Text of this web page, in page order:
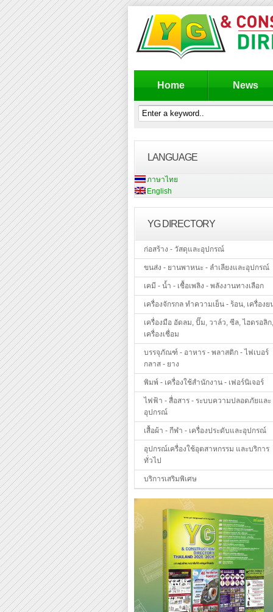
Home News
LANGUAGE
ภาษาไทย
English
YG DIRECTORY
ก่อสร้าง - วัสดุและอุปกรณ์
ขนส่ง - ยานพาหนะ - ลำเลียงและอุปกรณ์
เคมี - น้ำ - เชื้อเพลิง - พลังงานทางเลือก
เครื่องจักรกล ทำความเย็น - ร้อน, เครื่องย
เครื่องมือ อัดลม, ปั๊ม, วาล์ว, ซีล, ไฮดรอลิก,
เครื่องเชื่อม
บรรจุภัณฑ์ - อาหาร - พลาสติก - ไฟเบอร์
กลาส - ยาง
พิมพ์ - เครื่องใช้สำนักงาน - เฟอร์นิเจอร์
ไฟฟ้า - สื่อสาร - ระบบความปลอดภัยและ
อุปกรณ์
เสื้อผ้า - กีฬา - เครื่องประดับและอุปกรณ์
อุปกรณ์เครื่องใช้อุตสาหกรรม และบริการ
ทั่วไป
บริการเสริมพิเศษ